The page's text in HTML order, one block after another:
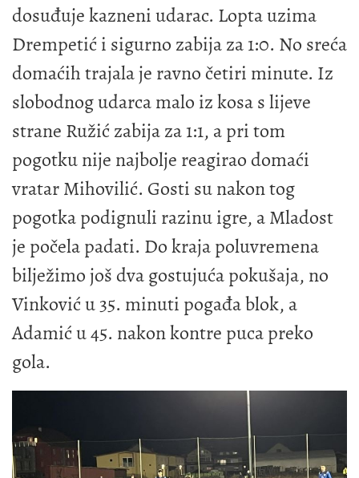
dosuđuje kazneni udarac. Lopta uzima
Drempetić i sigurno zabija za 1:0. No sreća
domaćih trajala je ravno četiri minute. Iz
slobodnog udarca malo iz kosa s lijeve
strane Ružić zabija za 1:1, a pri tom
pogotku nije najbolje reagirao domaći
vratar Mihovilić. Gosti su nakon tog
pogotka podignuli razinu igre, a Mladost
je počela padati. Do kraja poluvremena
bilježimo još dva gostujuća pokušaja, no
Vinković u 35. minuti pogađa blok, a
Adamić u 45. nakon kontre puca preko
gola.